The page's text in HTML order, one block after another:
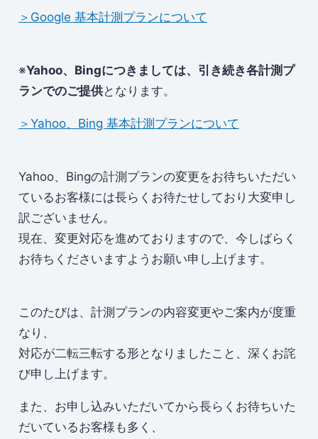
＞Google 基本計測プランについて
※Yahoo、Bingにつきましては、引き続き各計測プ
ランでのご提供となります。
＞Yahoo、Bing 基本計測プランについて
Yahoo、Bingの計測プランの変更をお待ちいただい
ているお客様には長らくお待たせしており大変申し
訳ございません。
現在、変更対応を進めておりますので、今しばらく
お待ちくださいますようお願い申し上げます。
このたびは、計測プランの内容変更やご案内が度重
なり、
対応が二転三転する形となりましたこと、深くお詫
び申し上げます。
また、お申し込みいただいてから長らくお待ちいた
だいているお客様も多く、